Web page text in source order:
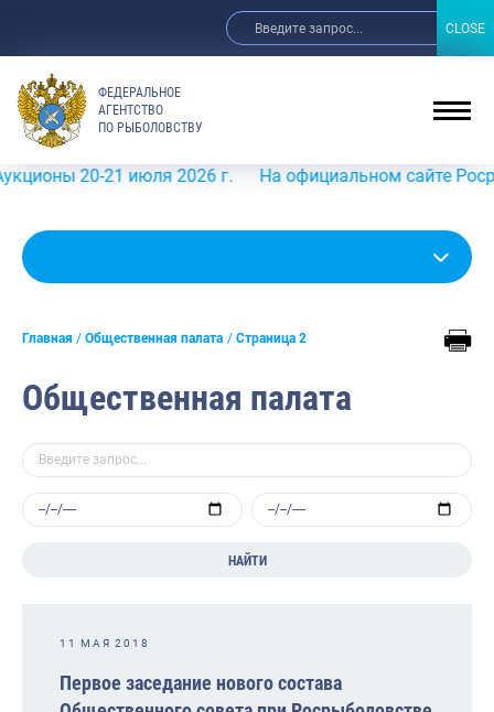
ФЕДЕРАЛЬНОЕ
АГЕНТСТВО
ПО РЫБОЛОВСТВУ
июля 2026 г. На официальном сайте
Главная Общественная палата Страница 2
Общественная палата
НАЙТИ
11 МАЯ 2018
Первое заседание нового состава
CLOSE
CLOSE